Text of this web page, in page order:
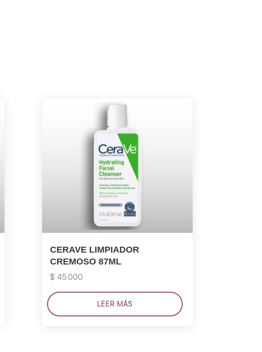
CERAVE LIMPIADOR
CREMOSO 87ML
$ 45.000
LEER MÁS